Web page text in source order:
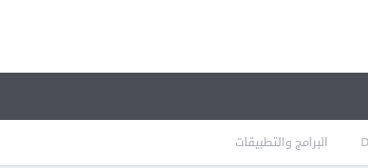
البرامج والتطبيقات